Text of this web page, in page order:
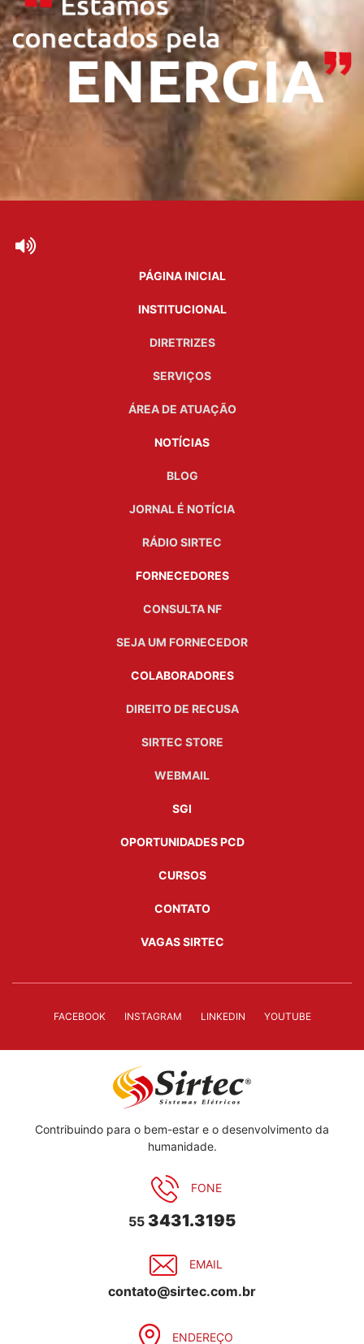
PÁGINA INICIAL
INSTITUCIONAL
DIRETRIZES
SERVIÇOS
ÁREA DE ATUAÇÃO
NOTÍCIAS
BLOG
JORNAL É NOTÍCIA
RÁDIO SIRTEC
FORNECEDORES
CONSULTA NF
SEJA UM FORNECEDOR
COLABORADORES
DIREITO DE RECUSA
SIRTEC STORE
WEBMAIL
SGI
OPORTUNIDADES PCD
CURSOS
CONTATO
VAGAS SIRTEC
FACEBOOK INSTAGRAM LINKEDIN YOUTUBE
Contribuindo para o bem-estar e o desenvolvimento da
humanidade.
FONE
55 3431.3195
EMAIL
contato@sirtec.com.br
ENDEREÇO